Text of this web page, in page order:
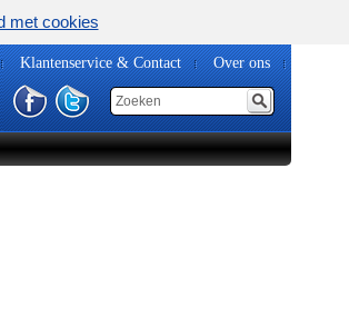
Klantenservice & Contact Over ons
met cookies